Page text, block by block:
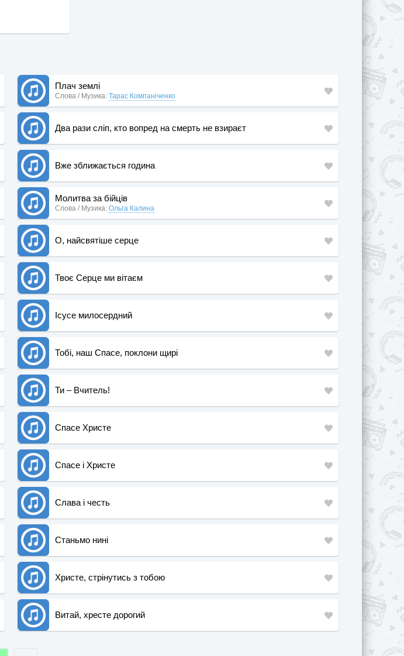
Плач землі
Слова / Музика: Тарас Компаніченко
Два рази сліп, кто вопред на смерть не взираєт
Вже зближається година
Молитва за бійців
Слова / Музика: Ольга Калина
О, найсвятіше серце
Твоє Серце ми вітаєм
Ісусе милосердний
Тобі, наш Спасе, поклони щирі
Ти – Вчитель!
Спасе Христе
Спасе і Христе
Слава і честь
Станьмо нині
Христе, стрінутись з тобою
Витай, хресте дорогий